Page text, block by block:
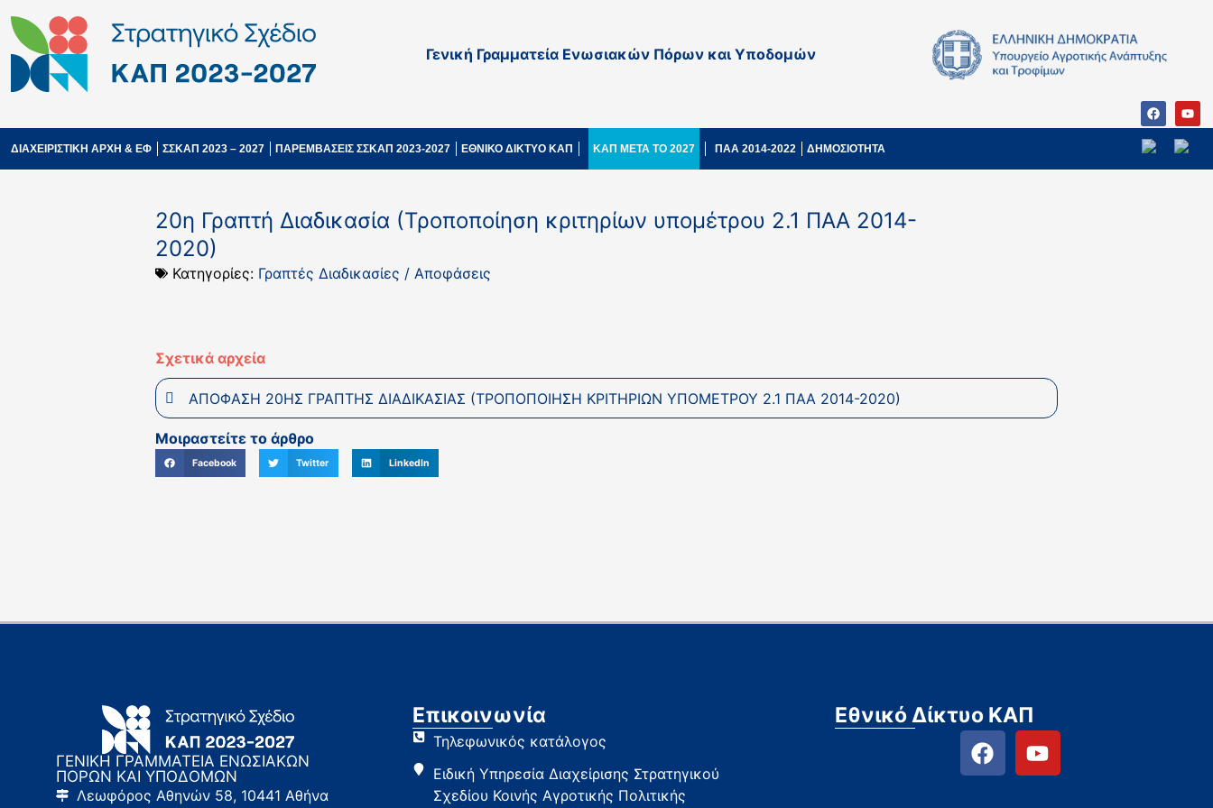
Γενική Γραμματεία Ενωσιακών Πόρων και Υποδομών
ΔΙΑΧΕΙΡΙΣΤΙΚΗ ΑΡΧΗ & ΕΦ ΣΣΚΑΠ 2023 – 2027 ΠΑΡΕΜΒΑΣΕΙΣ ΣΣΚΑΠ 2023-2027 ΕΘΝΙΚΟ ΔΙΚΤΥΟ ΚΑΠ ΚΑΠ ΜΕΤΑ ΤΟ 2027 ΠΑΑ 2014-2022 ΔΗΜΟΣΙΟΤΗΤΑ
20η Γραπτή Διαδικασία (Τροποποίηση κριτηρίων υπομέτρου 2.1 ΠΑΑ 2014-
2020)
Κατηγορίες: Γραπτές Διαδικασίες / Αποφάσεις
Σχετικά αρχεία
ΑΠΟΦΑΣΗ 20ΗΣ ΓΡΑΠΤΗΣ ΔΙΑΔΙΚΑΣΙΑΣ (ΤΡΟΠΟΠΟΙΗΣΗ ΚΡΙΤΗΡΙΩΝ ΥΠΟΜΕΤΡΟΥ 2.1 ΠΑΑ 2014-2020)
Μοιραστείτε το άρθρο
Facebook Twitter LinkedIn
ΓΕΝΙΚΗ ΓΡΑΜΜΑΤΕΙΑ ΕΝΩΣΙΑΚΩΝ
ΠΟΡΩΝ ΚΑΙ ΥΠΟΔΟΜΩΝ
Λεωφόρος Αθηνών 58, 10441 Αθήνα
Επικοινωνία
Τηλεφωνικός κατάλογος
Ειδική Υπηρεσία Διαχείρισης Στρατηγικού
Σχεδίου Κοινής Αγροτικής Πολιτικής
Εθνικό Δίκτυο ΚΑΠ